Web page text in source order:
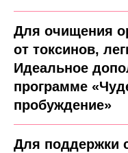
Для очищения
от токсинов,
Идеальное
программе
пробуждение»
Для поддержки